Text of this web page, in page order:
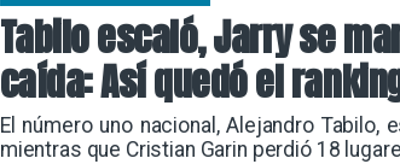
Tabilo escaló, Jarry se
caída: Así quedó el
​El número uno nacional, Alejandro
mientras que Cristian Garin perdió 18